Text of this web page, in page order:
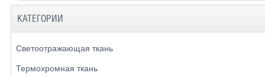
КАТЕГОРИИ
Светоотражающая ткань
Термохромная ткань